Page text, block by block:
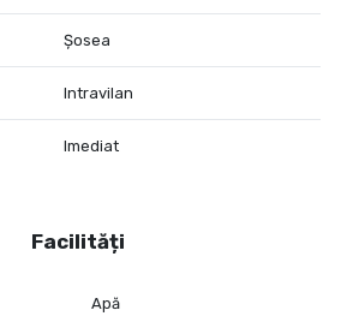
Șosea
Intravilan
Imediat
Facilități
Apă